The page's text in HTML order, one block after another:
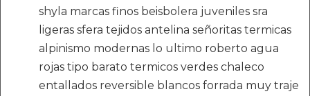
shyla marcas finos beisbolera juveniles sra
ligeras sfera tejidos antelina señoritas termicas
alpinismo modernas lo ultimo roberto agua
rojas tipo barato termicos verdes chaleco
entallados reversible blancos forrada muy traje